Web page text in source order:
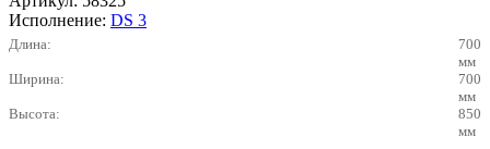
Исполнение: DS 3
Длина:
700
мм
Ширина:
700
мм
Высота:
850
мм